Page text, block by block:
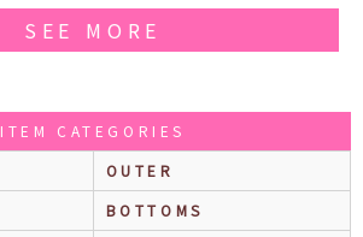
SEE MORE
ITEM CATEGORIES
OUTER
BOTTOMS